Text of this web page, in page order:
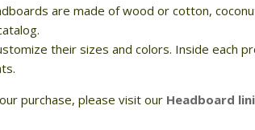
are made of wood or cotton,
their sizes and colors. Inside each
purchase, please visit our Headboard